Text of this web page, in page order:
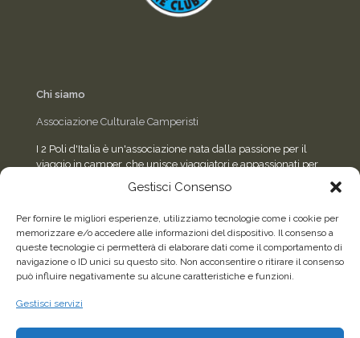
Gestisci Consenso
Per fornire le migliori esperienze, utilizziamo tecnologie come i cookie per
memorizzare e/o accedere alle informazioni del dispositivo. Il consenso a
queste tecnologie ci permetterà di elaborare dati come il comportamento di
navigazione o ID unici su questo sito. Non acconsentire o ritirare il consenso
può influire negativamente su alcune caratteristiche e funzioni.
Gestisci servizi
Chi siamo
Associazione Culturale Camperisti
I 2 Poli d'Italia è un'associazione nata dalla passione per il
viaggio in camper, che unisce viaggiatori e appassionati per
Seguici sui social
Facebook
WhatsApp